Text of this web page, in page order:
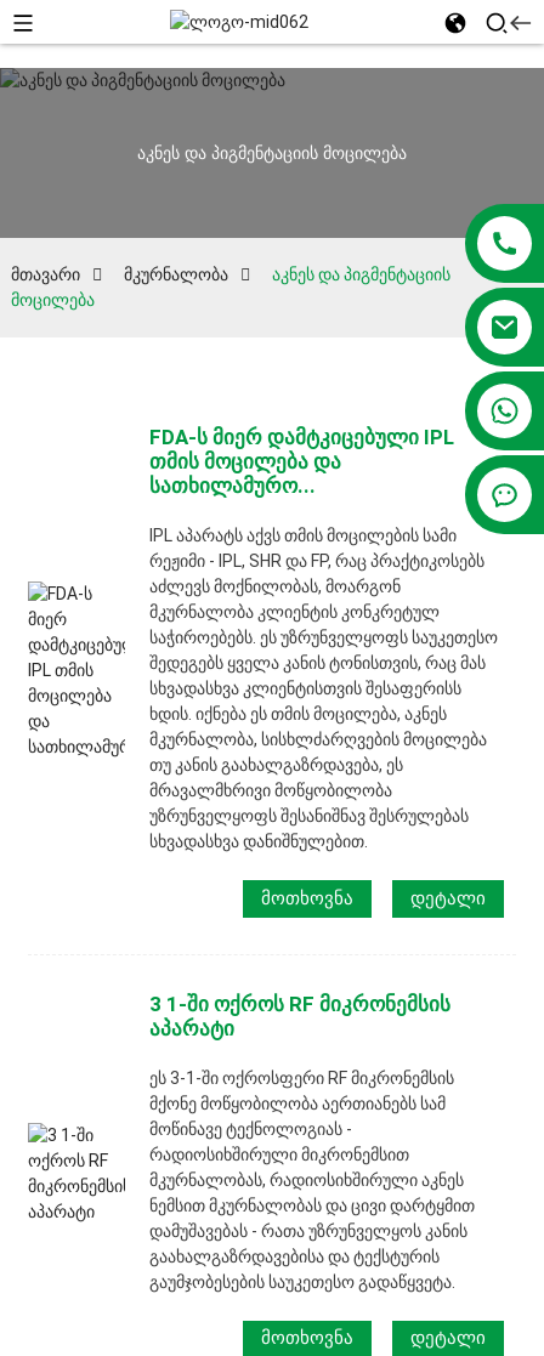
აკნეს და პიგმენტაციის მოცილება
მთავარი მკურნალობა
აკნეს და პიგმენტაციის
მოცილება
FDA-ს მიერ დამტკიცებული IPL
თმის მოცილება და
სათხილამურო...
IPL აპარატს აქვს თმის მოცილების სამი
რეჟიმი - IPL, SHR და FP, რაც პრაქტიკოსებს
აძლევს მოქნილობას, მოარგონ
მკურნალობა კლიენტის კონკრეტულ
საჭიროებებს. ეს უზრუნველყოფს საუკეთესო
შედეგებს ყველა კანის ტონისთვის, რაც მას
სხვადასხვა კლიენტისთვის შესაფერისს
ხდის. იქნება ეს თმის მოცილება, აკნეს
მკურნალობა, სისხლძარღვების მოცილება
თუ კანის გაახალგაზრდავება, ეს
მრავალმხრივი მოწყობილობა
უზრუნველყოფს შესანიშნავ შესრულებას
სხვადასხვა დანიშნულებით.
ᲛᲝᲗᲮᲝᲕᲜᲐ ᲓᲔᲢᲐᲚᲘ
3 1-ში ოქროს RF მიკრონემსის
აპარატი
ეს 3-1-ში ოქროსფერი RF მიკრონემსის
მქონე მოწყობილობა აერთიანებს სამ
მოწინავე ტექნოლოგიას -
რადიოსიხშირული მიკრონემსით
მკურნალობას, რადიოსიხშირული აკნეს
ნემსით მკურნალობას და ცივი დარტყმით
დამუშავებას - რათა უზრუნველყოს კანის
გაახალგაზრდავებისა და ტექსტურის
გაუმჯობესების საუკეთესო გადაწყვეტა.
ᲛᲝᲗᲮᲝᲕᲜᲐ ᲓᲔᲢᲐᲚᲘ